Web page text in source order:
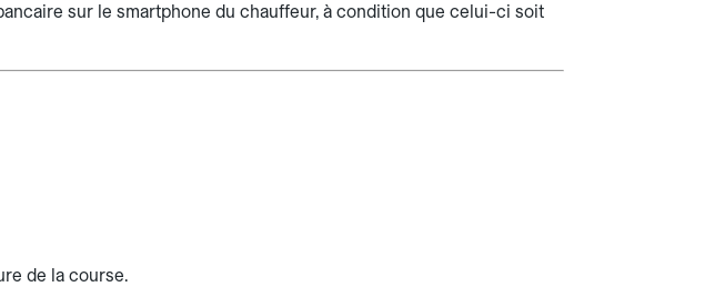
sur le smartphone du chauffeur, à condition que celui-ci soit
de la course.